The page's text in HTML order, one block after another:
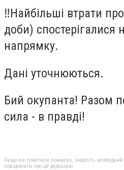
‼️Найбільші втрати
доби) спостерігалися
напрямку.
Дані уточнюються.
Бий окупанта! Разом
сила - в правді!
Якщо ви помітили помилку, виділіть
повідомити про це редакцію